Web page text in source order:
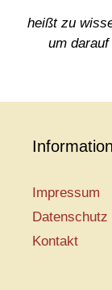
heißt zu
um
Impressum
Datenschutz
Kontakt